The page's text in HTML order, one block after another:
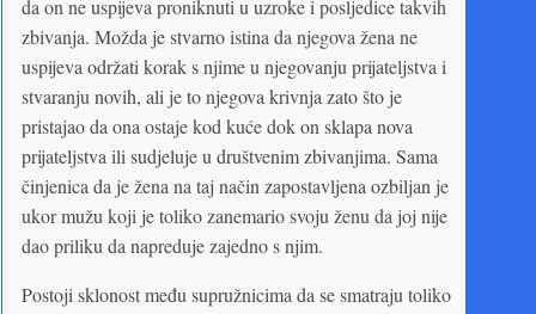
da on ne uspijeva proniknuti u uzroke i posljedice takvih
zbivanja. Možda je stvarno istina da njegova žena ne
uspijeva održati korak s njime u njegovanju prijateljstva i
stvaranju novih, ali je to njegova krivnja zato što je
pristajao da ona ostaje kod kuće dok on sklapa nova
prijateljstva ili sudjeluje u društvenim zbivanjima. Sama
činjenica da je žena na taj način zapostavljena ozbiljan je
ukor mužu koji je toliko zanemario svoju ženu da joj nije
dao priliku da napreduje zajedno s njim.
Postoji sklonost među supružnicima da se smatraju toliko